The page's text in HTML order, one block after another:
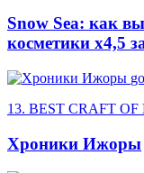
Snow Sea: как
косметики х4,5
13. BEST CRAFT OF
Хроники Ижоры